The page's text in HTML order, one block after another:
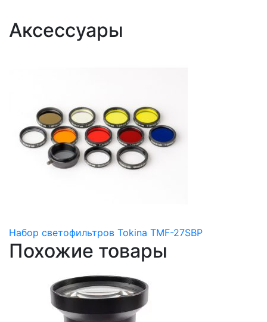
Аксессуары
Набор светофильтров Tokina TMF-27SBP
Похожие товары